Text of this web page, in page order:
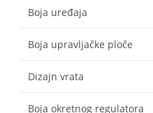
Boja uređaja
Boja upravljačke ploče
Dizajn vrata
Boja okretnog regulatora